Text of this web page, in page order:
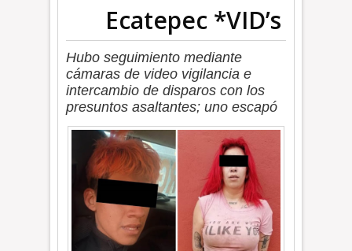
Ecatepec *VID’s
Hubo seguimiento mediante
cámaras de video vigilancia e
intercambio de disparos con los
presuntos asaltantes; uno escapó